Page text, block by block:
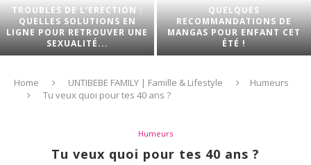
TROUBLES DE L’ÉRECTION :
QUELLES SOLUTIONS EN
LIGNE POUR RETROUVER UNE
SEXUALITÉ...
QUELQUES
RECOMMANDATIONS DE
MANGAS POUR ENFANT CET
ÉTÉ !
Home UNTIBEBE FAMILY | Famille & Lifestyle
Humeurs
Tu veux quoi pour tes 40 ans ?
Humeurs
Tu veux quoi pour tes 40 ans ?